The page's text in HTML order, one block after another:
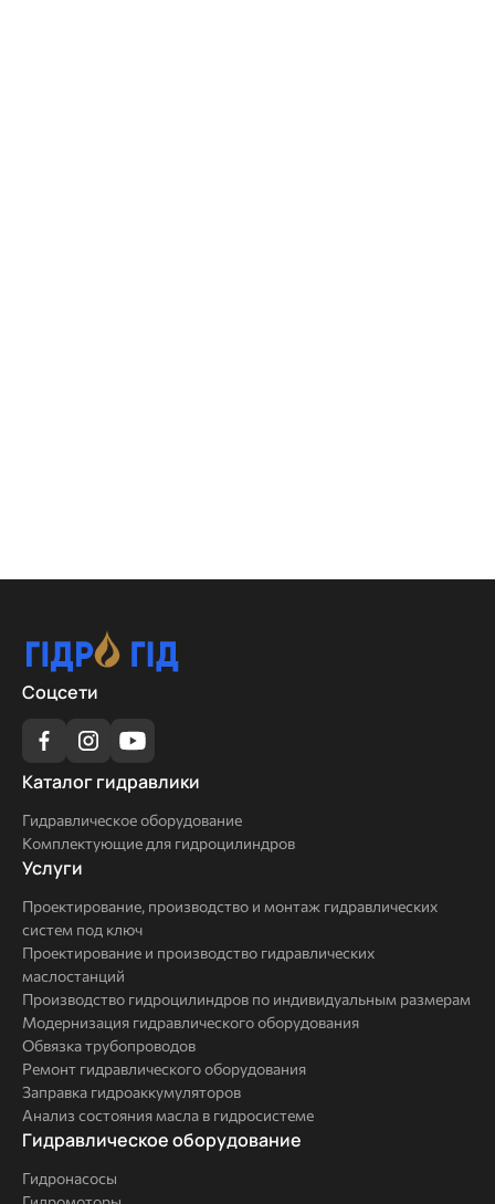
Соцсети
Каталог
Каталог гидравлики
Гидравлическое оборудование
Комплектующие для гидроцилиндров
Услуги
Услуги
Проектирование, производство и монтаж гидравлических
систем под ключ
Проектирование и производство гидравлических
маслостанций
Производство гидроцилиндров по индивидуальным размерам
Модернизация гидравлического оборудования
Обвязка трубопроводов
Ремонт гидравлического оборудования
Заправка гидроаккумуляторов
Анализ состояния масла в гидросистеме
Комплексные
Гидравлическое оборудование
Гидронасосы